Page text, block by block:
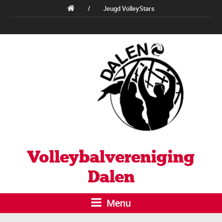
/ Jeugd VolleyStars
Volleybalvereniging
Dalen
Menu